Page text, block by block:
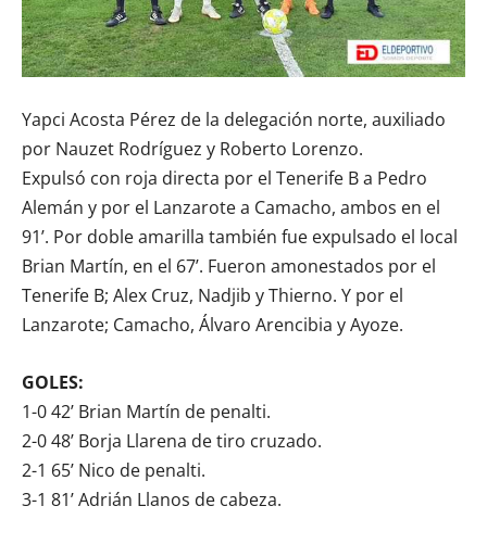
Yapci Acosta Pérez de la delegación norte, auxiliado
por Nauzet Rodríguez y Roberto Lorenzo.
Expulsó con roja directa por el Tenerife B a Pedro
Alemán y por el Lanzarote a Camacho, ambos en el
91’. Por doble amarilla también fue expulsado el local
Brian Martín, en el 67’. Fueron amonestados por el
Tenerife B; Alex Cruz, Nadjib y Thierno. Y por el
Lanzarote; Camacho, Álvaro Arencibia y Ayoze.
GOLES:
1-0 42’ Brian Martín de penalti.
2-0 48’ Borja Llarena de tiro cruzado.
2-1 65’ Nico de penalti.
3-1 81’ Adrián Llanos de cabeza.